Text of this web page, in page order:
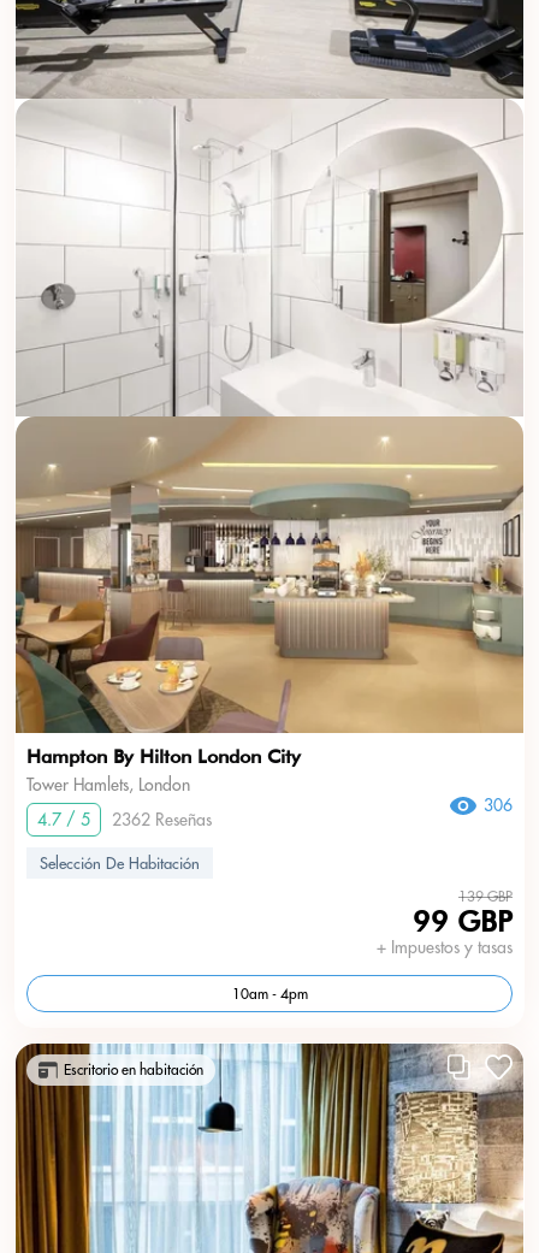
Hampton By Hilton London City
Tower Hamlets, London
4.7 / 5
2362 Reseñas
306
Selección De Habitación
139 GBP
99 GBP
+ Impuestos y tasas
10am - 4pm
Escritorio en habitación